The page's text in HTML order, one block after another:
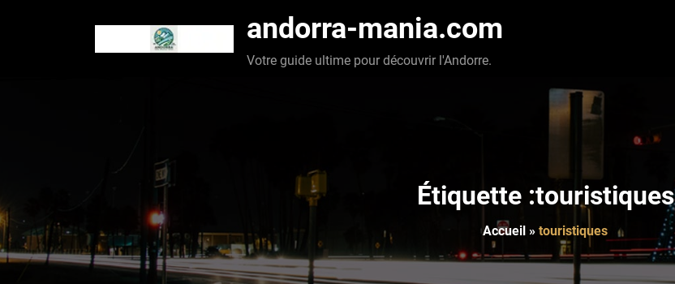
andorra-mania.com
Votre guide ultime pour découvrir l'Andorre.
Étiquette :touristiques
Accueil » touristiques